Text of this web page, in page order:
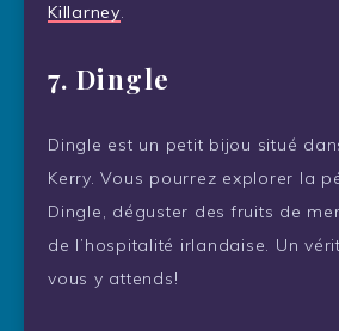
Killarney.
7. Dingle
Dingle est un petit bijou situé
Kerry. Vous pourrez explorer la
Dingle, déguster des fruits de
de l’hospitalité irlandaise. Un
vous y attends!